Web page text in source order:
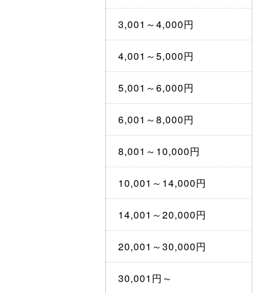
3,001～4,000円
4,001～5,000円
5,001～6,000円
6,001～8,000円
8,001～10,000円
10,001～14,000円
14,001～20,000円
20,001～30,000円
30,001円～